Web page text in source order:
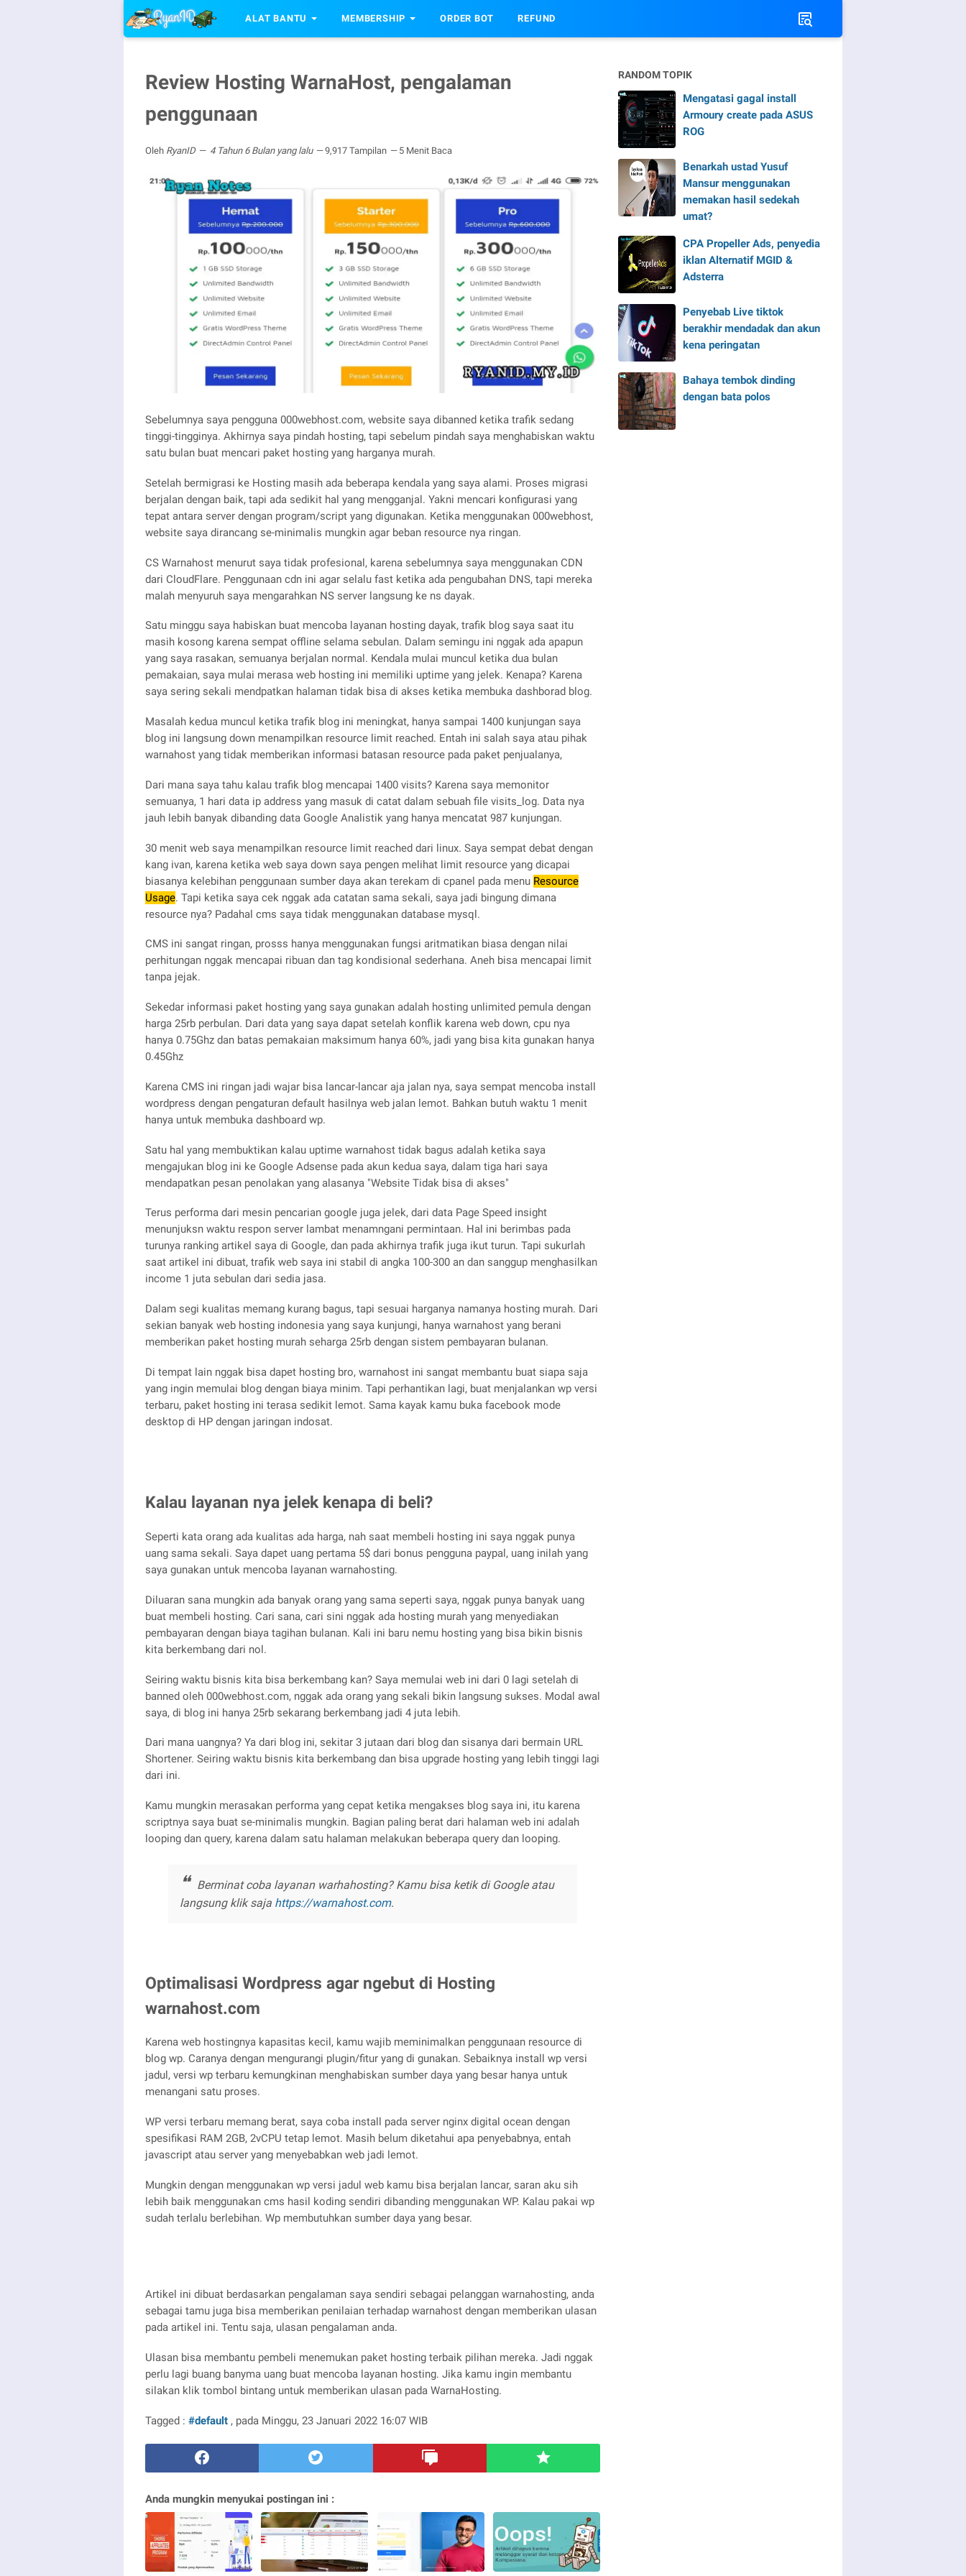
ALAT BANTU MEMBERSHIP ORDER BOT REFUND
Review Hosting WarnaHost, pengalaman
penggunaan
Oleh RyanID 4 Tahun 6 Bulan yang lalu 9,917 Tampilan 5 Menit Baca
Sebelumnya saya pengguna 000webhost.com, website saya dibanned ketika trafik sedang
tinggi-tingginya. Akhirnya saya pindah hosting, tapi sebelum pindah saya menghabiskan waktu
satu bulan buat mencari paket hosting yang harganya murah.
Setelah bermigrasi ke Hosting masih ada beberapa kendala yang saya alami. Proses migrasi
berjalan dengan baik, tapi ada sedikit hal yang mengganjal. Yakni mencari konfigurasi yang
tepat antara server dengan program/script yang digunakan. Ketika menggunakan 000webhost,
website saya dirancang se-minimalis mungkin agar beban resource nya ringan.
CS Warnahost menurut saya tidak profesional, karena sebelumnya saya menggunakan CDN
dari CloudFlare. Penggunaan cdn ini agar selalu fast ketika ada pengubahan DNS, tapi mereka
malah menyuruh saya mengarahkan NS server langsung ke ns dayak.
Satu minggu saya habiskan buat mencoba layanan hosting dayak, trafik blog saya saat itu
masih kosong karena sempat offline selama sebulan. Dalam semingu ini nggak ada apapun
yang saya rasakan, semuanya berjalan normal. Kendala mulai muncul ketika dua bulan
pemakaian, saya mulai merasa web hosting ini memiliki uptime yang jelek. Kenapa? Karena
saya sering sekali mendpatkan halaman tidak bisa di akses ketika membuka dashborad blog.
Masalah kedua muncul ketika trafik blog ini meningkat, hanya sampai 1400 kunjungan saya
blog ini langsung down menampilkan resource limit reached. Entah ini salah saya atau pihak
warnahost yang tidak memberikan informasi batasan resource pada paket penjualanya,
Dari mana saya tahu kalau trafik blog mencapai 1400 visits? Karena saya memonitor
semuanya, 1 hari data ip address yang masuk di catat dalam sebuah file visits_log. Data nya
jauh lebih banyak dibanding data Google Analistik yang hanya mencatat 987 kunjungan.
30 menit web saya menampilkan resource limit reached dari linux. Saya sempat debat dengan
kang ivan, karena ketika web saya down saya pengen melihat limit resource yang dicapai
biasanya kelebihan penggunaan sumber daya akan terekam di cpanel pada menu Resource
Usage. Tapi ketika saya cek nggak ada catatan sama sekali, saya jadi bingung dimana
resource nya? Padahal cms saya tidak menggunakan database mysql.
CMS ini sangat ringan, prosss hanya menggunakan fungsi aritmatikan biasa dengan nilai
perhitungan nggak mencapai ribuan dan tag kondisional sederhana. Aneh bisa mencapai limit
tanpa jejak.
Sekedar informasi paket hosting yang saya gunakan adalah hosting unlimited pemula dengan
harga 25rb perbulan. Dari data yang saya dapat setelah konflik karena web down, cpu nya
hanya 0.75Ghz dan batas pemakaian maksimum hanya 60%, jadi yang bisa kita gunakan hanya
0.45Ghz
Karena CMS ini ringan jadi wajar bisa lancar-lancar aja jalan nya, saya sempat mencoba install
wordpress dengan pengaturan default hasilnya web jalan lemot. Bahkan butuh waktu 1 menit
hanya untuk membuka dashboard wp.
Satu hal yang membuktikan kalau uptime warnahost tidak bagus adalah ketika saya
mengajukan blog ini ke Google Adsense pada akun kedua saya, dalam tiga hari saya
mendapatkan pesan penolakan yang alasanya "Website Tidak bisa di akses"
Terus performa dari mesin pencarian google juga jelek, dari data Page Speed insight
menunjuksn waktu respon server lambat menamngani permintaan. Hal ini berimbas pada
turunya ranking artikel saya di Google, dan pada akhirnya trafik juga ikut turun. Tapi sukurlah
saat artikel ini dibuat, trafik web saya ini stabil di angka 100-300 an dan sanggup menghasilkan
income 1 juta sebulan dari sedia jasa.
Dalam segi kualitas memang kurang bagus, tapi sesuai harganya namanya hosting murah. Dari
sekian banyak web hosting indonesia yang saya kunjungi, hanya warnahost yang berani
memberikan paket hosting murah seharga 25rb dengan sistem pembayaran bulanan.
Di tempat lain nggak bisa dapet hosting bro, warnahost ini sangat membantu buat siapa saja
yang ingin memulai blog dengan biaya minim. Tapi perhantikan lagi, buat menjalankan wp versi
terbaru, paket hosting ini terasa sedikit lemot. Sama kayak kamu buka facebook mode
desktop di HP dengan jaringan indosat.
Kalau layanan nya jelek kenapa di beli?
Seperti kata orang ada kualitas ada harga, nah saat membeli hosting ini saya nggak punya
uang sama sekali. Saya dapet uang pertama 5$ dari bonus pengguna paypal, uang inilah yang
saya gunakan untuk mencoba layanan warnahosting.
Diluaran sana mungkin ada banyak orang yang sama seperti saya, nggak punya banyak uang
buat membeli hosting. Cari sana, cari sini nggak ada hosting murah yang menyediakan
pembayaran dengan biaya tagihan bulanan. Kali ini baru nemu hosting yang bisa bikin bisnis
kita berkembang dari nol.
Seiring waktu bisnis kita bisa berkembang kan? Saya memulai web ini dari 0 lagi setelah di
banned oleh 000webhost.com, nggak ada orang yang sekali bikin langsung sukses. Modal awal
saya, di blog ini hanya 25rb sekarang berkembang jadi 4 juta lebih.
Dari mana uangnya? Ya dari blog ini, sekitar 3 jutaan dari blog dan sisanya dari bermain URL
Shortener. Seiring waktu bisnis kita berkembang dan bisa upgrade hosting yang lebih tinggi lagi
dari ini.
Kamu mungkin merasakan performa yang cepat ketika mengakses blog saya ini, itu karena
scriptnya saya buat se-minimalis mungkin. Bagian paling berat dari halaman web ini adalah
looping dan query, karena dalam satu halaman melakukan beberapa query dan looping.
Berminat coba layanan warhahosting? Kamu bisa ketik di Google atau
langsung klik saja https://warnahost.com.
Optimalisasi Wordpress agar ngebut di Hosting
warnahost.com
Karena web hostingnya kapasitas kecil, kamu wajib meminimalkan penggunaan resource di
blog wp. Caranya dengan mengurangi plugin/fitur yang di gunakan. Sebaiknya install wp versi
jadul, versi wp terbaru kemungkinan menghabiskan sumber daya yang besar hanya untuk
menangani satu proses.
WP versi terbaru memang berat, saya coba install pada server nginx digital ocean dengan
spesifikasi RAM 2GB, 2vCPU tetap lemot. Masih belum diketahui apa penyebabnya, entah
javascript atau server yang menyebabkan web jadi lemot.
Mungkin dengan menggunakan wp versi jadul web kamu bisa berjalan lancar, saran aku sih
lebih baik menggunakan cms hasil koding sendiri dibanding menggunakan WP. Kalau pakai wp
sudah terlalu berlebihan. Wp membutuhkan sumber daya yang besar.
Artikel ini dibuat berdasarkan pengalaman saya sendiri sebagai pelanggan warnahosting, anda
sebagai tamu juga bisa memberikan penilaian terhadap warnahost dengan memberikan ulasan
pada artikel ini. Tentu saja, ulasan pengalaman anda.
Ulasan bisa membantu pembeli menemukan paket hosting terbaik pilihan mereka. Jadi nggak
perlu lagi buang banyma uang buat mencoba layanan hosting. Jika kamu ingin membantu
silakan klik tombol bintang untuk memberikan ulasan pada WarnaHosting.
Tagged : #default , pada Minggu, 23 Januari 2022 16:07 WIB
Anda mungkin menyukai postingan ini :
RANDOM TOPIK
Mengatasi gagal install
Armoury create pada ASUS
ROG
Benarkah ustad Yusuf
Mansur menggunakan
memakan hasil sedekah
umat?
CPA Propeller Ads, penyedia
iklan Alternatif MGID &
Adsterra
Penyebab Live tiktok
berakhir mendadak dan akun
kena peringatan
Bahaya tembok dinding
dengan bata polos